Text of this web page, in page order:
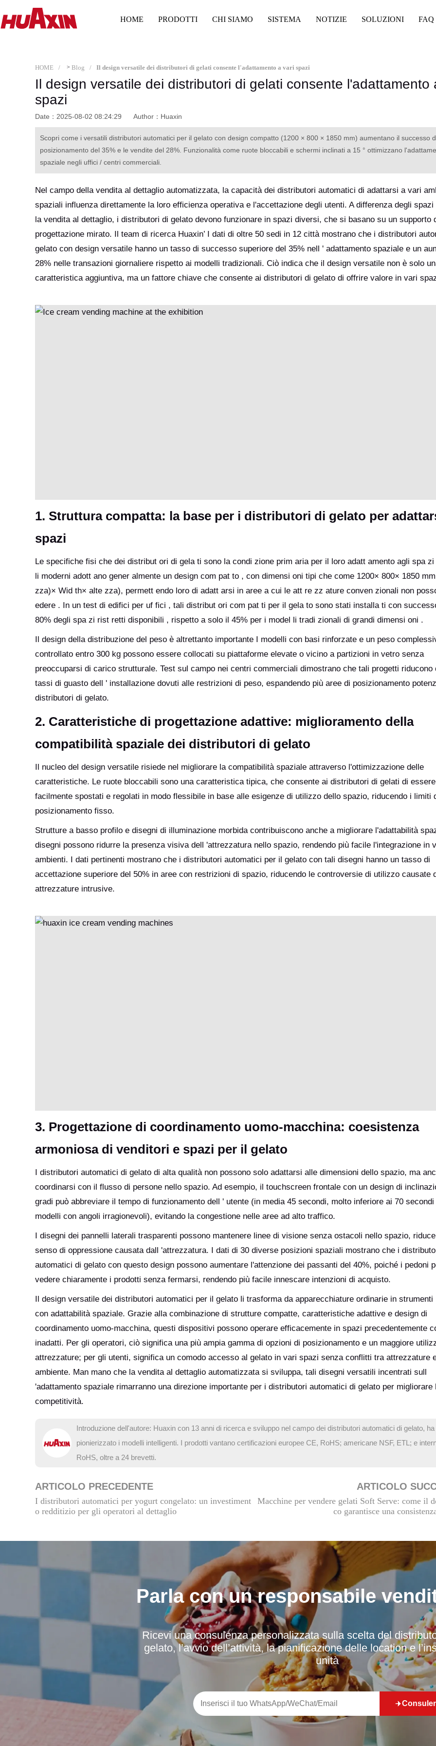
HOME PRODOTTI CHI SIAMO SISTEMA NOTIZIE SOLUZIONI FAQ
HOME > Blog Il design versatile dei distributori di gelati consente l'adattamento a vari spazi
Il design versatile dei distributori di gelati consente l'adattamento
spazi
Date：2025-08-02 08:24:29 Author：Huaxin
Scopri come i versatili distributori automatici per il gelato con design compatto (1200 × 800 × 1850 mm) aumentano il successo
posizionamento del 35% e le vendite del 28%. Funzionalità come ruote bloccabili e schermi inclinati a 15 ° ottimizzano
spaziale negli uffici / centri commerciali.
Nel campo della vendita al dettaglio automatizzata, la capacità dei distributori automatici di adattarsi a vari
spaziali influenza direttamente la loro efficienza operativa e l'accettazione degli utenti. A differenza degli
la vendita al dettaglio, i distributori di gelato devono funzionare in spazi diversi, che si basano su un supporto
progettazione mirato. Il team di ricerca Huaxin’ I dati di oltre 50 sedi in 12 città mostrano che i distributori
gelato con design versatile hanno un tasso di successo superiore del 35% nell ' adattamento spaziale e un
28% nelle transazioni giornaliere rispetto ai modelli tradizionali. Ciò indica che il design versatile non è solo
caratteristica aggiuntiva, ma un fattore chiave che consente ai distributori di gelato di offrire valore in vari
1. Struttura compatta: la base per i distributori di gelato per
spazi
Le specifiche fisi che dei distribut ori di gela ti sono la condi zione prim aria per il loro adatt amento agli spa
li moderni adott ano gener almente un design com pat to , con dimensi oni tipi che come 1200× 800× 1850
zza)× Wid th× alte zza), permett endo loro di adatt arsi in aree a cui le att re zz ature conven zionali non
edere . In un test di edifici per uf fici , tali distribut ori com pat ti per il gela to sono stati installa ti con
80% degli spa zi rist retti disponibili , rispetto a solo il 45% per i model li tradi zionali di grandi dimensi oni .
Il design della distribuzione del peso è altrettanto importante I modelli con basi rinforzate e un peso
controllato entro 300 kg possono essere collocati su piattaforme elevate o vicino a partizioni in vetro senza
preoccuparsi di carico strutturale. Test sul campo nei centri commerciali dimostrano che tali progetti riducono
tassi di guasto dell ' installazione dovuti alle restrizioni di peso, espandendo più aree di posizionamento
distributori di gelato.
2. Caratteristiche di progettazione adattive: miglioramento della
compatibilità spaziale dei distributori di gelato
Il nucleo del design versatile risiede nel migliorare la compatibilità spaziale attraverso l'ottimizzazione delle
caratteristiche. Le ruote bloccabili sono una caratteristica tipica, che consente ai distributori di gelati di essere
facilmente spostati e regolati in modo flessibile in base alle esigenze di utilizzo dello spazio, riducendo i limiti
posizionamento fisso.
Strutture a basso profilo e disegni di illuminazione morbida contribuiscono anche a migliorare l'adattabilità
disegni possono ridurre la presenza visiva dell 'attrezzatura nello spazio, rendendo più facile l'integrazione in
ambienti. I dati pertinenti mostrano che i distributori automatici per il gelato con tali disegni hanno un tasso di
accettazione superiore del 50% in aree con restrizioni di spazio, riducendo le controversie di utilizzo causate
attrezzature intrusive.
3. Progettazione di coordinamento uomo-macchina: coesistenza
armoniosa di venditori e spazi per il gelato
I distributori automatici di gelato di alta qualità non possono solo adattarsi alle dimensioni dello spazio, ma
coordinarsi con il flusso di persone nello spazio. Ad esempio, il touchscreen frontale con un design di
gradi può abbreviare il tempo di funzionamento dell ' utente (in media 45 secondi, molto inferiore ai 70
modelli con angoli irragionevoli), evitando la congestione nelle aree ad alto traffico.
I disegni dei pannelli laterali trasparenti possono mantenere linee di visione senza ostacoli nello spazio,
senso di oppressione causata dall 'attrezzatura. I dati di 30 diverse posizioni spaziali mostrano che i
automatici di gelato con questo design possono aumentare l'attenzione dei passanti del 40%, poiché i pedoni
vedere chiaramente i prodotti senza fermarsi, rendendo più facile innescare intenzioni di acquisto.
Il design versatile dei distributori automatici per il gelato li trasforma da apparecchiature ordinarie in strumenti
con adattabilità spaziale. Grazie alla combinazione di strutture compatte, caratteristiche adattive e design di
coordinamento uomo-macchina, questi dispositivi possono operare efficacemente in spazi precedentemente
inadatti. Per gli operatori, ciò significa una più ampia gamma di opzioni di posizionamento e un maggiore
attrezzature; per gli utenti, significa un comodo accesso al gelato in vari spazi senza conflitti tra attrezzature
ambiente. Man mano che la vendita al dettaglio automatizzata si sviluppa, tali disegni versatili incentrati sull
'adattamento spaziale rimarranno una direzione importante per i distributori automatici di gelato per migliorare
competitività.
Introduzione dell'autore: Huaxin con 13 anni di ricerca e sviluppo nel campo dei distributori automatici di gelato, ha
pionierizzato i modelli intelligenti. I prodotti vantano certificazioni europee CE, RoHS; americane NSF, ETL; e
RoHS, oltre a 24 brevetti.
ARTICOLO PRECEDENTE
I distributori automatici per yogurt congelato: un investiment
o redditizio per gli operatori al dettaglio
ARTICOLO
Macchine per vendere gelati Soft Serve: come il
co garantisce una
Parla con un responsabile
Ricevi una consulenza personalizzata sulla scelta del
gelato, l’avvio dell’attività, la pianificazione delle location e
unità